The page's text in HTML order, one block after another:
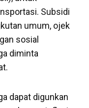
Subsidi
umum, ojek
sosial
diminta
dapat digunkan